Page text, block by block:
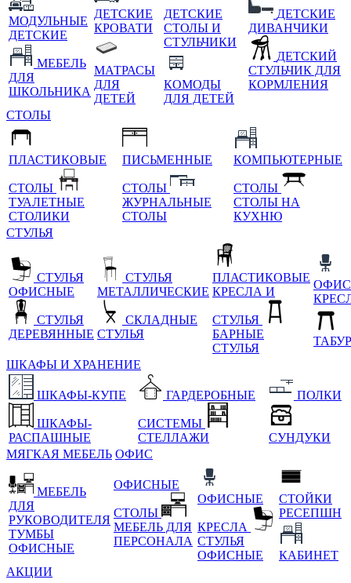
МОДУЛЬНЫЕ
ДЕТСКИЕ
МЕБЕЛЬ
ДЛЯ
ШКОЛЬНИКА
ДЕТСКИЕ
КРОВАТИ
МАТРАСЫ
ДЛЯ
ДЕТЕЙ
ДЕТСКИЕ
СТОЛЫ И
СТУЛЬЧИКИ
КОМОДЫ
ДЛЯ ДЕТЕЙ
ДЕТСКИЕ
ДИВАНЧИКИ
ДЕТСКИЙ
СТУЛЬЧИК ДЛЯ
КОРМЛЕНИЯ
СТОЛЫ
ПЛАСТИКОВЫЕ
СТОЛЫ
ТУАЛЕТНЫЕ
СТОЛИКИ
ПИСЬМЕННЫЕ
СТОЛЫ
ЖУРНАЛЬНЫЕ
СТОЛЫ
КОМПЬЮТЕРНЫЕ
СТОЛЫ
СТОЛЫ НА
КУХНЮ
СТУЛЬЯ
СТУЛЬЯ
ОФИСНЫЕ
СТУЛЬЯ
ДЕРЕВЯННЫЕ
СТУЛЬЯ
МЕТАЛЛИЧЕСКИЕ
СКЛАДНЫЕ
СТУЛЬЯ
ПЛАСТИКОВЫЕ
КРЕСЛА И
СТУЛЬЯ
БАРНЫЕ
СТУЛЬЯ
ШКАФЫ И ХРАНЕНИЕ
ШКАФЫ-КУПЕ
ШКАФЫ-
РАСПАШНЫЕ
ГАРДЕРОБНЫЕ
СИСТЕМЫ
СТЕЛЛАЖИ
ПОЛКИ
СУНДУКИ
МЯГКАЯ МЕБЕЛЬ ОФИС
МЕБЕЛЬ
ДЛЯ
РУКОВОДИТЕЛЯ
ТУМБЫ
ОФИСНЫЕ
ОФИСНЫЕ
СТОЛЫ
МЕБЕЛЬ ДЛЯ
ПЕРСОНАЛА
ОФИСНЫЕ
КРЕСЛА
СТУЛЬЯ
ОФИСНЫЕ
СТОЙКИ
РЕСЕПШН
КАБИНЕТ
АКЦИИ